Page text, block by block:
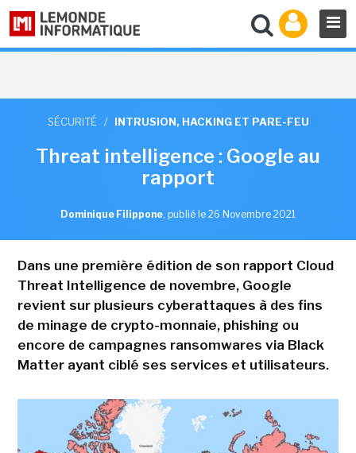
SÉCURITÉ / INTRUSION, HACKING ET PARE-FEU
Threat intelligence : Google au
rapport
Dominique Filippone, publié le 26 Novembre 2021
Dans une première édition de son rapport Cloud
Threat Intelligence de novembre, Google
revient sur plusieurs cyberattaques à des fins
de minage de crypto-monnaie, phishing ou
encore de campagnes ransomwares via Black
Matter ayant ciblé ses services et utilisateurs.